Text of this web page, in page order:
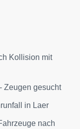
Kollision mit
Zeugen gesucht
in Laer
nach